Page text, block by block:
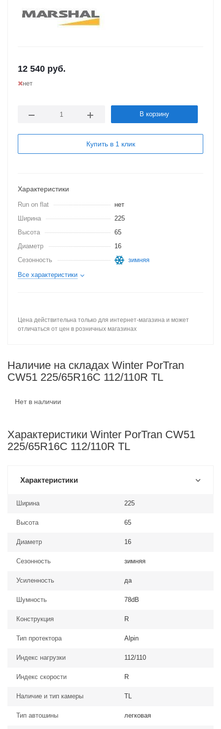
12 540 руб.
нет
В корзину
Купить в 1 клик
Характеристики
Run on flat
нет
Ширина
225
Высота
65
Диаметр
16
Сезонность
зимняя
Все характеристики
Цена действительна только для интернет-магазина и может
отличаться от цен в розничных магазинах
Наличие на складах Winter PorTran
CW51 225/65R16C 112/110R TL
Нет в наличии
Характеристики Winter PorTran CW51
225/65R16C 112/110R TL
Характеристики
Ширина 225
Высота 65
Диаметр 16
Сезонность зимняя
Усиленность да
Шумность 78dB
Конструкция R
Тип протектора Alpin
Индекс нагрузки 112/110
Индекс скорости R
Наличие и тип камеры TL
Тип автошины легковая